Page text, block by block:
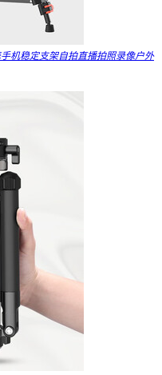
机稳定支架自拍直播拍照录像户外